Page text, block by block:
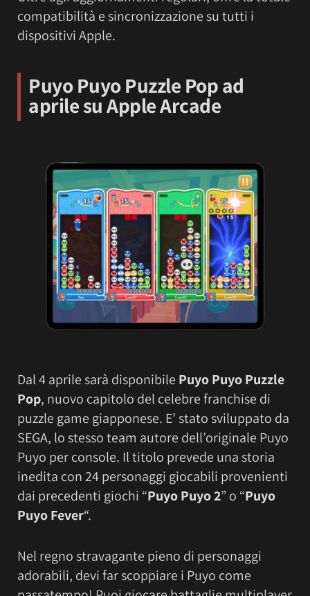
compatibilità e sincronizzazione su tutti i
dispositivi Apple.
Puyo Puyo Puzzle Pop ad
aprile su Apple Arcade
Dal 4 aprile sarà disponibile Puyo Puyo Puzzle
Pop, nuovo capitolo del celebre franchise di
puzzle game giapponese. E’ stato sviluppato da
SEGA, lo stesso team autore dell’originale Puyo
Puyo per console. Il titolo prevede una storia
inedita con 24 personaggi giocabili provenienti
dai precedenti giochi “Puyo Puyo 2” o “Puyo
Puyo Fever“.
Nel regno stravagante pieno di personaggi
adorabili, devi far scoppiare i Puyo come